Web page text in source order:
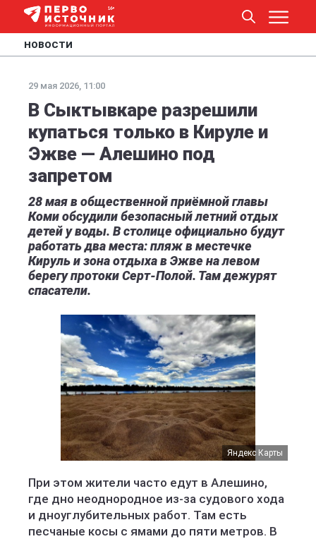
НОВОСТИ
29 мая 2026, 11:00
В Сыктывкаре разрешили
купаться только в Кируле и
Эжве — Алешино под
запретом
28 мая в общественной приёмной главы
Коми обсудили безопасный летний отдых
детей у воды. В столице официально будут
работать два места: пляж в местечке
Кируль и зона отдыха в Эжве на левом
берегу протоки Серт-Полой. Там дежурят
спасатели.
Яндекс Карты
При этом жители часто едут в Алешино,
где дно неоднородное из-за судового хода
и дноуглубительных работ. Там есть
песчаные косы с ямами до пяти метров. В